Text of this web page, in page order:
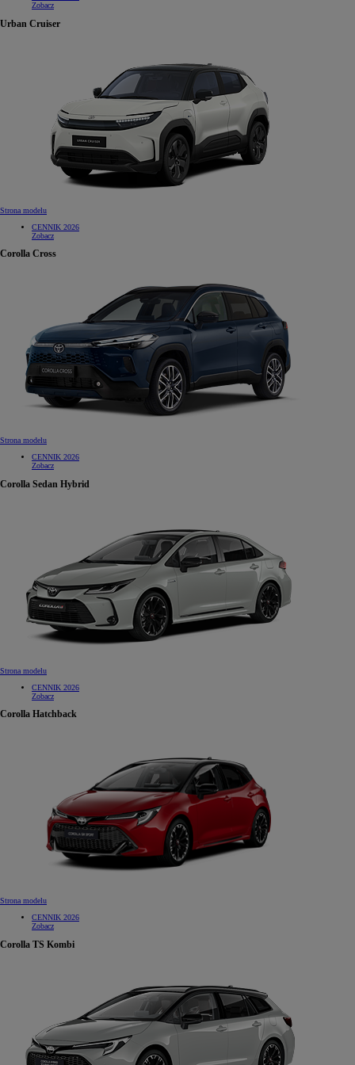
Zobacz
Urban Cruiser
Strona modelu
CENNIK 2026
Zobacz
Corolla Cross
Strona modelu
CENNIK 2026
Zobacz
Corolla Sedan Hybrid
Strona modelu
CENNIK 2026
Zobacz
Corolla Hatchback
Strona modelu
CENNIK 2026
Zobacz
Corolla TS Kombi